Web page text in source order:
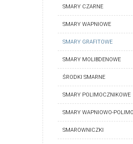
SMARY CZARNE
SMARY WAPNIOWE
SMARY GRAFITOWE
SMARY MOLIBDENOWE
ŚRODKI SMARNE
SMARY POLIMOCZNIKOWE
SMARY WAPNIOWO-
SMAROWNICZKI